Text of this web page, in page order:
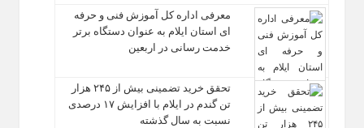
معرفی اداره کل آموزش فنی و حرفه‌
ای استان ایلام به‌ عنوان دستگاه برتر
خدمت‌ رسانی در اربعین
تحقق خرید تضمینی بیش از ۲۴۵ هزار
تن گندم در ایلام با افزایش ۱۷ درصدی
نسبت به سال گذشته